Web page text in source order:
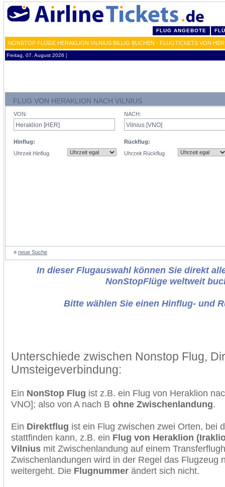
FLUG ANGEBOTE
NONSTOP FLÜGE HERAKLION VILNIUS BILLIG BUCHEN - FLUGTICKETS VON
Freitag, 07. August 2026 ¦
FLUG VON HERAKLION NACH VILNIUS
VON:
Hinflug:
Uhrzeit Hinflug
NACH:
Rückflug:
Uhrzeit Rückflug
» neue Suche
In dieser Flugauswahl können Sie direkt
NonStopFlüge weltweit
Bitte wählen Sie einen Hinflug- und
Unterschiede zwischen Nonstop Flug,
Umsteigeverbindung:
Ein NonStop Flug ist z.B. ein Flug von Heraklion
VNO]; also von A nach B ohne Zwischenlandung.
Ein Direktflug ist ein Flug zwischen zwei Orten, bei
stattfinden kann, z.B. ein Flug von Heraklion
Vilnius mit Zwischenlandung auf einem
Zwischenlandungen wird in der Regel das Flugzeug
weitergeht. Die Flugnummer ändert sich nicht.